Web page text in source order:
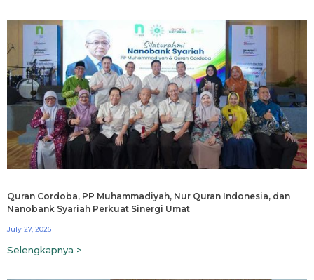
Quran Cordoba, PP Muhammadiyah, Nur Quran Indonesia, dan
Nanobank Syariah Perkuat Sinergi Umat
July 27, 2026
Selengkapnya >